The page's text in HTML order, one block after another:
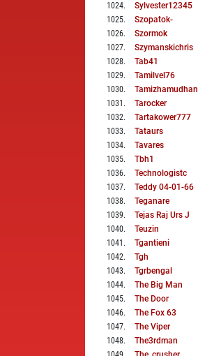
1024. Sylvester12345
1025. Szopatok-
1026. Szormok
1027. Szymanskichris
1028. Tab41
1029. Tamilvel76
1030. Tamizhamudhan
1031 . Tarocker
1032. Tartakower777
1033. Tataurs
1034. Tavares
1035. Tbh1
1036. Technologistc
1037. Teddy 04-01-66
1038. Teganare
1039. Tejas Raj Urs J
1040. Teuzin
1041 . Tgantieni
1042. Tgh
1043. Tgrbengal
1044. The Big Man
1045. The Door
1046. The Fox 63
1047. The Viper
1048. The3rdman